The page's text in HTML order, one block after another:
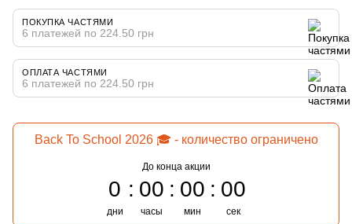
ПОКУПКА ЧАСТЯМИ
6 платежей по 224.50 грн
ОПЛАТА ЧАСТЯМИ
6 платежей по 224.50 грн
Back To School 2026 🎓 - количество ограничено
До конца акции
0
дни
00
часы
00
мин
00
сек